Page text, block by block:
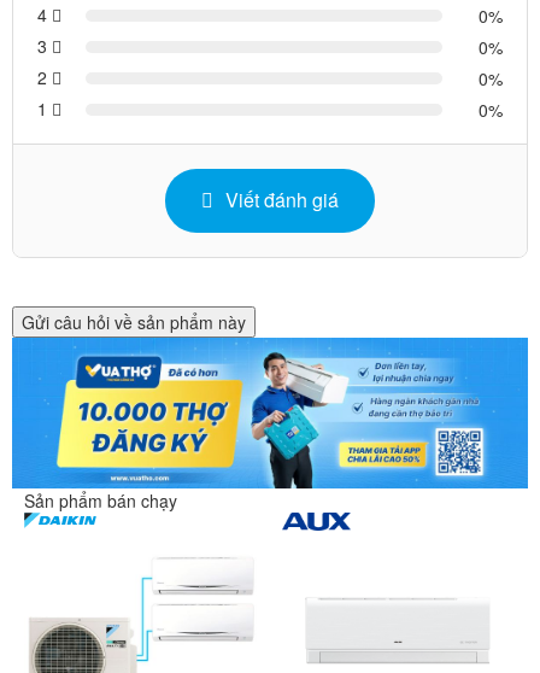
4
0
3
0
2
0
1
0
Viết đánh giá
Gửi câu hỏi về sản phẩm này
Sản phẩm bán chạy